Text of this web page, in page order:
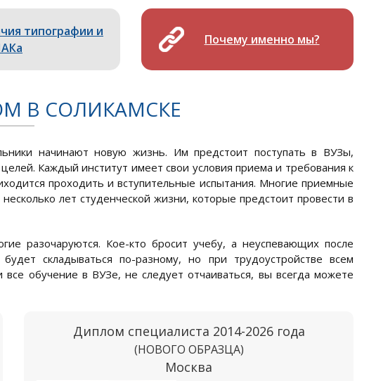
типографии и
Почему именно мы?
В СОЛИКАМСКЕ
начинают новую жизнь. Им предстоит поступать в ВУЗы,
Каждый институт имеет свои условия приема и требования к
проходить и вступительные испытания. Многие приемные
лет студенческой жизни, которые предстоит провести в
разочаруются. Кое-кто бросит учебу, а неуспевающих после
складываться по-разному, но при трудоустройстве всем
обучение в ВУЗе, не следует отчаиваться, вы всегда можете
Диплом специалиста 2014-2026 года
(НОВОГО ОБРАЗЦА)
Москва